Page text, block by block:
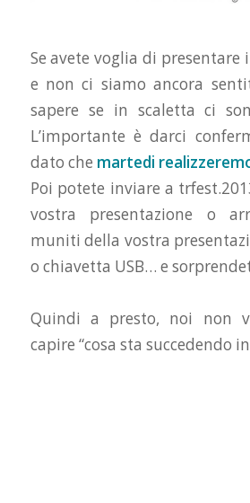
Se avete voglia di
e non ci siamo ancora
sapere se in scaletta ci
L’importante è darci
dato che martedi
Poi potete inviare a
vostra presentazione o
muniti della vostra
o chiavetta USB… e
Quindi a presto, noi non
capire “cosa sta succedendo